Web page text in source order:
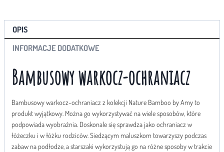
OPIS
INFORMACJE DODATKOWE
Bambusowy warkocz-ochraniacz
Bambusowy warkocz-ochraniacz z kolekcji Nature Bamboo by Amy to
produkt wyjątkowy. Można go wykorzystywać na wiele sposobów, które
podpowiada wyobraźnia. Doskonale się sprawdza jako ochraniacz w
łóżeczku i w łóżku rodziców. Siedzącym maluszkom towarzyszy podczas
zabaw na podłodze, a starszaki wykorzystują go na różne sposoby w trakcie